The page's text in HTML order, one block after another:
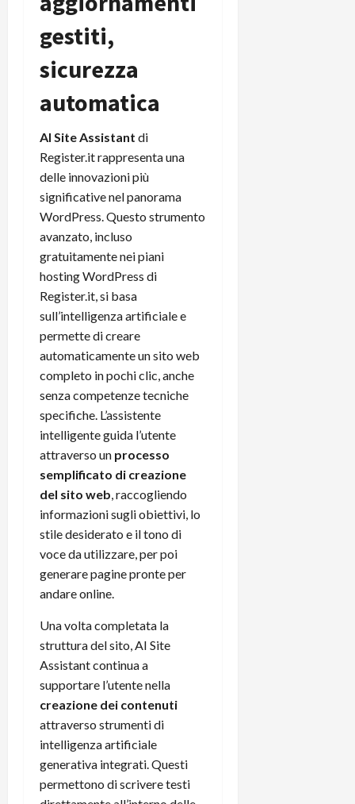
gestiti,
sicurezza
automatica
AI Site Assistant di
Register.it rappresenta una
delle innovazioni più
significative nel panorama
WordPress. Questo strumento
avanzato, incluso
gratuitamente nei piani
hosting WordPress di
Register.it, si basa
sull’intelligenza artificiale e
permette di creare
automaticamente un sito web
completo in pochi clic, anche
senza competenze tecniche
specifiche. L’assistente
intelligente guida l’utente
attraverso un processo
semplificato di creazione
del sito web, raccogliendo
informazioni sugli obiettivi, lo
stile desiderato e il tono di
voce da utilizzare, per poi
generare pagine pronte per
andare online.​
Una volta completata la
struttura del sito, AI Site
Assistant continua a
supportare l’utente nella
creazione dei contenuti
attraverso strumenti di
intelligenza artificiale
generativa integrati. Questi
permettono di scrivere testi